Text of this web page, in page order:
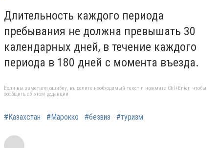
Длительность каждого периода
пребывания не должна превышать 30
календарных дней, в течение каждого
периода в 180 дней с момента въезда.
Если вы заметили ошибку, выделите необходимый текст и нажмите Ctrl+Enter, чтобы
сообщить об этом редакции
#Казахстан #Марокко #безвиз #туризм